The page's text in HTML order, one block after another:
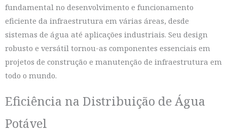
fundamental no desenvolvimento e funcionamento
eficiente da infraestrutura em várias áreas, desde
sistemas de água até aplicações industriais. Seu design
robusto e versátil tornou-as componentes essenciais em
projetos de construção e manutenção de infraestrutura em
todo o mundo.
Eficiência na Distribuição de Água
Potável